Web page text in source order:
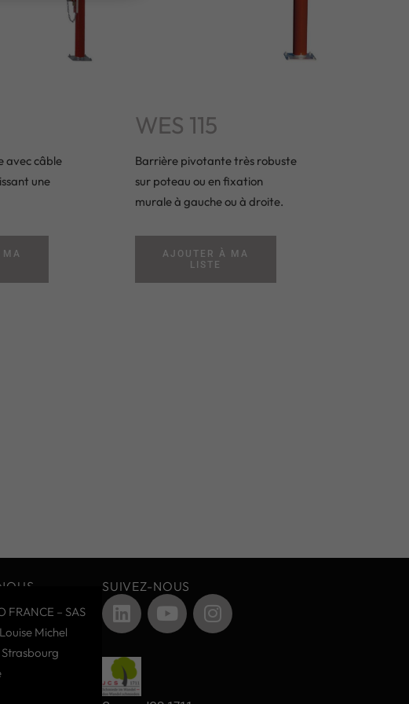
avec câble
une
WES 115
Barrière pivotante très robuste
sur poteau ou en fixation
murale à gauche ou à droite.
AJOUTER À MA
LISTE
FRANCE – SAS
Michel
SUIVEZ-NOUS